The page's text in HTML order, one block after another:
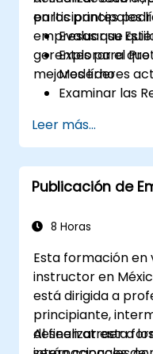
en los principales
empresas que
gerentes para
mejores líderes
participantes
Evaluar su
Explorar el
Moderno
Examinar las
Mejorar sus
Servir como
Leer más...
Publicación de
8 Horas
Esta formación
instructor en
está dirigida a
principiante,
deseen atraer a
Al finalizar esta